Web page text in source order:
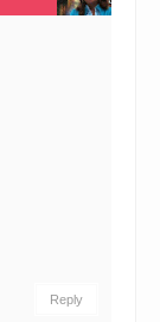
Reply